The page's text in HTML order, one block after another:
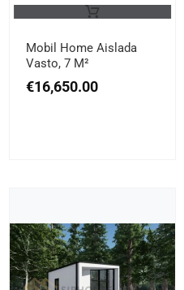
Mobil Home Aislada
Vasto, 7 M²
€16,650.00